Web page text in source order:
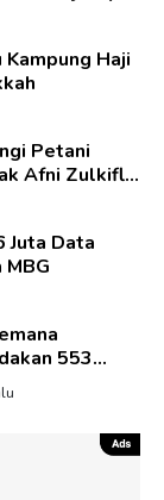
Haji
Petani
Afni Zulkifli
2026
Juta Data
553